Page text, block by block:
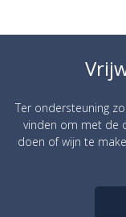
Ter ondersteuning
vinden om met de
doen of wijn te